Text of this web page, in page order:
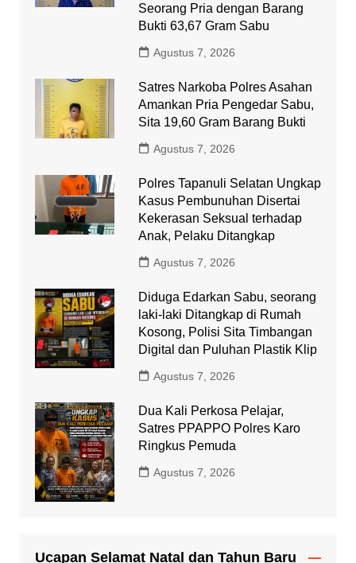
Seorang Pria dengan Barang
Bukti 63,67 Gram Sabu
Agustus 7, 2026
Satres Narkoba Polres Asahan
Amankan Pria Pengedar Sabu,
Sita 19,60 Gram Barang Bukti
Agustus 7, 2026
Polres Tapanuli Selatan Ungkap
Kasus Pembunuhan Disertai
Kekerasan Seksual terhadap
Anak, Pelaku Ditangkap
Agustus 7, 2026
Diduga Edarkan Sabu, seorang
laki-laki Ditangkap di Rumah
Kosong, Polisi Sita Timbangan
Digital dan Puluhan Plastik Klip
Agustus 7, 2026
Dua Kali Perkosa Pelajar,
Satres PPAPPO Polres Karo
Ringkus Pemuda
Agustus 7, 2026
Ucapan Selamat Natal dan Tahun Baru